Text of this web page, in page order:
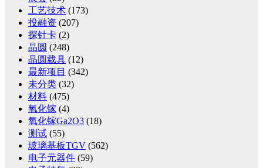
工艺技术 (173)
投融资 (207)
探针卡 (2)
晶圆 (248)
晶圆载具 (12)
最新项目 (342)
未分类 (32)
材料 (475)
氧化镓 (4)
氧化镓Ga2O3 (18)
测试 (55)
玻璃基板TGV (562)
电子元器件 (59)